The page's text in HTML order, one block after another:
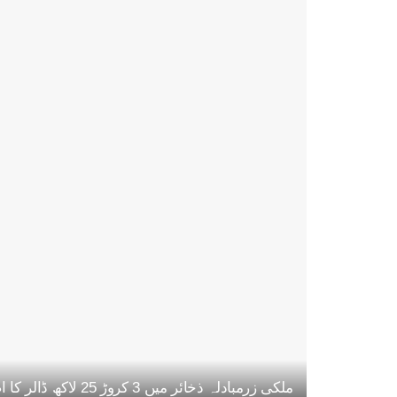
ملکی زرمبادلہ ذخائر میں 3 کروڑ 25 لاکھ ڈالر کا اضافہ، مجموعی حجم 22 ارب 47 کروڑ ڈالر تک پہنچ گیا